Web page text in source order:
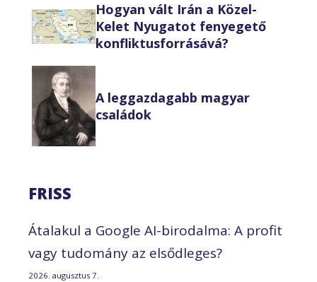
Hogyan vált Irán a Közel-
Kelet Nyugatot fenyegető
konfliktusforrásává?
A leggazdagabb magyar
családok
FRISS
Átalakul a Google AI-birodalma: A profit
vagy tudomány az elsődleges?
2026. augusztus 7.